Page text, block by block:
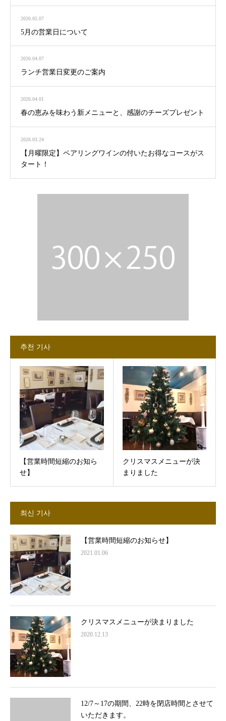
2026.05.07
5月の営業日について
2026.04.07
ランチ営業日変更のご案内
2026.04.01
春の恵みを味わう新メニューと、感謝のチーズプレゼント
2026.03.24
【月曜限定】ペアリングワインの付いたお得なコースがス
タート！
추천 기사
【営業時間短縮のお知ら
せ】
クリスマスメニューが決
まりました
최신 기사
【営業時間短縮のお知らせ】
2021.01.06
クリスマスメニューが決まりました
2020.12.13
12/7～17の期間、22時を閉店時間とさせて
いただきます。